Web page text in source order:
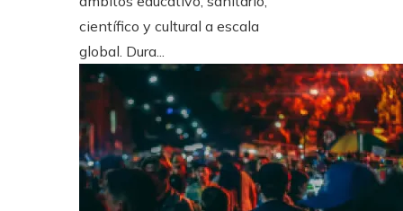
científico y cultural a escala
global. Dura...